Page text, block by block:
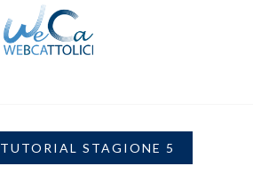
TUTORIAL STAGIONE 5